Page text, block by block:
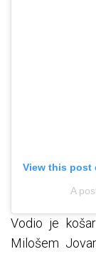
View this post
A
Vodio je
Milošem